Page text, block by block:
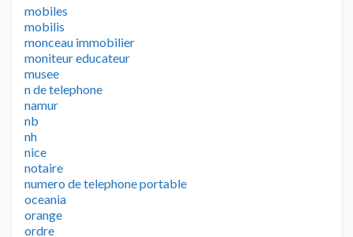
mobiles
mobilis
monceau immobilier
moniteur educateur
musee
n de telephone
namur
nb
nh
nice
notaire
numero de telephone portable
oceania
orange
ordre